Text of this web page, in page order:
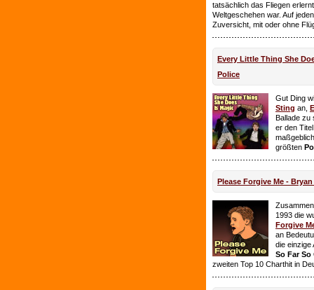
tatsächlich das Fliegen
Weltgeschehen war. Auf
Zuversicht, mit oder ohne
Every Little Thing She
Police
Gut Ding
Sting an,
Ballade zu
er den
größten
Please Forgive Me -
1993 die
Forgive
an
die einzige
So Far So
zweiten Top 10 Charthit in